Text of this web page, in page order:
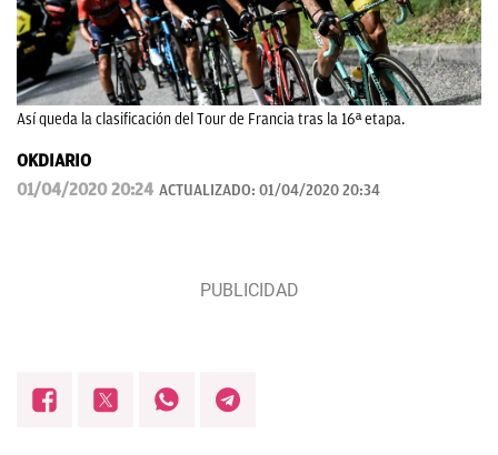
Así queda la clasificación del Tour de Francia tras la 16ª etapa.
OKDIARIO
01/04/2020 20:24 ACTUALIZADO: 01/04/2020 20:34